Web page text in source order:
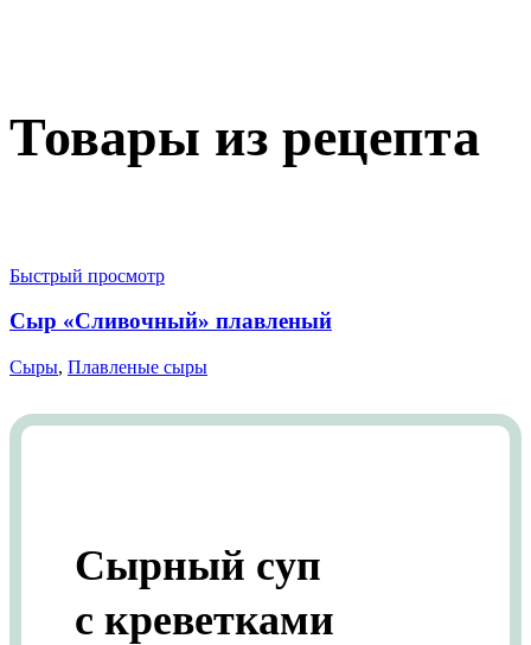
Товары из рецепта
Быстрый просмотр
Сыр «Сливочный» плавленый
Сыры, Плавленые сыры
Сырный суп
с креветками